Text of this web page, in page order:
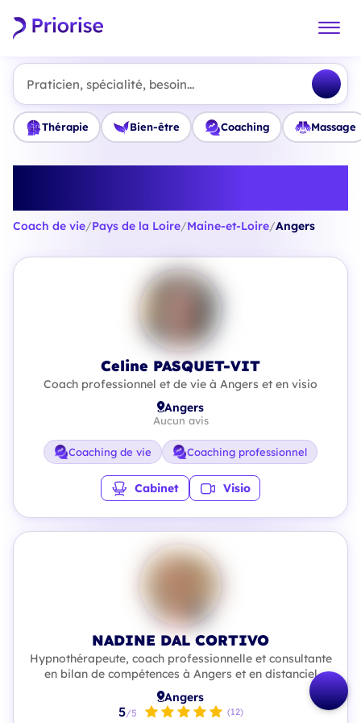
Praticien, spécialité, besoin...
Thérapie Bien-être Coaching Massage
Coach de vie/Pays de la Loire/Maine-et-Loire/Angers
Celine PASQUET-VIT
Coach professionnel et de vie à Angers et en visio
Angers
Aucun avis
Coaching de vie Coaching professionnel
Cabinet Visio
NADINE DAL CORTIVO
Hypnothérapeute, coach professionnelle et consultante
en bilan de compétences à Angers et en distanciel
Angers
5/5 (12)